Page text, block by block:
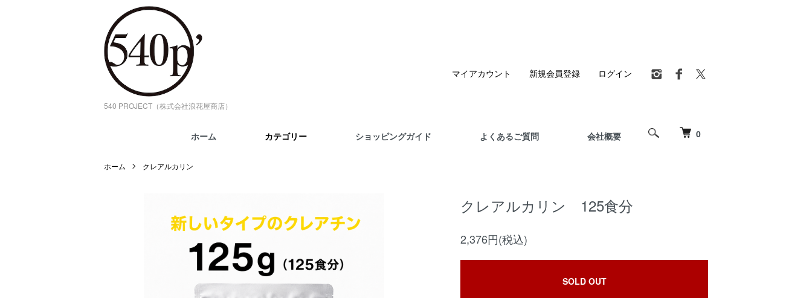
540 PROJECT（株式会社浪花屋商店）
0
ホーム カテゴリー ショッピングガイド よくあるご質問 会社概要
マイアカウント 新規会員登録 ログイン
ホーム クレアルカリン
クレアルカリン 125食分
2,376円(税込)
SOLD OUT